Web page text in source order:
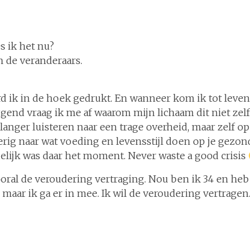
ik het nu?
de veranderaars.
ik in de hoek gedrukt. En wanneer kom ik tot
vraag ik me af waarom mijn lichaam dit niet
luisteren naar een trage overheid, maar zelf
naar wat voeding en levensstijl doen op je
was daar het moment. Never waste a good crisis
de veroudering vertraging. Nou ben ik 34 en
ik ga er in mee. Ik wil de veroudering vertragen.